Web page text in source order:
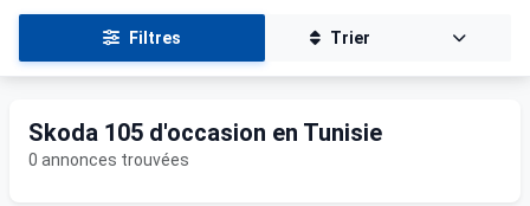
Filtres Trier
Skoda 105 d'occasion en Tunisie
0 annonces trouvées